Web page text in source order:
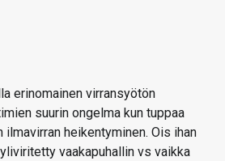
erinomainen virransyötön
suurin ongelma kun tuppaa
ilmavirran heikentyminen. Ois ihan
vaakapuhallin vs vaikka